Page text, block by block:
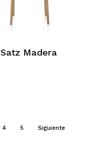
Satz Madera
4 5 Siguiente